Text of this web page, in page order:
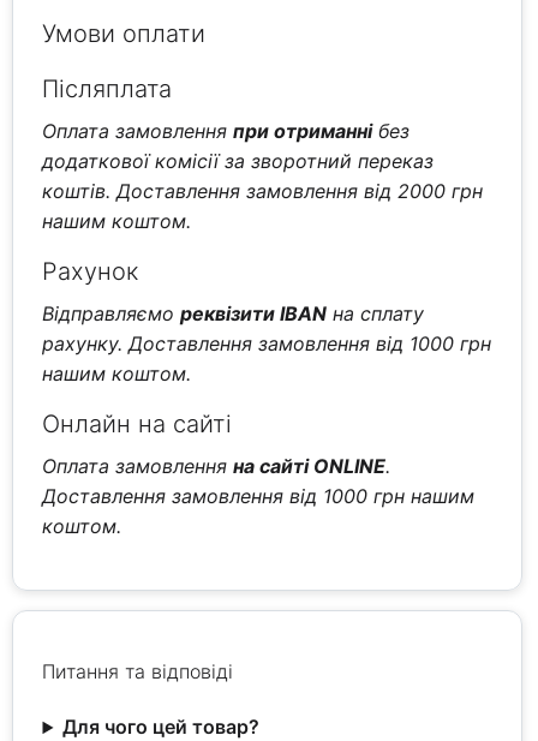
Умови оплати
Післяплата
Оплата замовленняпри отриманнібез
додаткової комісії за зворотний переказ
коштів. Доставлення замовлення від 2000 грн
нашим коштом.
Рахунок
Відправляємореквізити IBAN на сплату
рахунку. Доставлення замовлення від 1000 грн
нашим коштом.
Онлайн на сайті
Оплата замовленняна сайті ONLINE.
Доставлення замовлення від 1000 грн нашим
коштом.
Питання та відповіді
Для чого цей товар?